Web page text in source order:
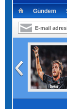
Gündem